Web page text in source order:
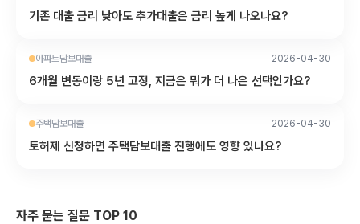
기존 대출 금리 낮아도 추가대출은 금리 높게 나오나요?
아파트담보대출 2026-04-30
6개월 변동이랑 5년 고정, 지금은 뭐가 더 나은 선택인가요?
주택담보대출 2026-04-30
토허제 신청하면 주택담보대출 진행에도 영향 있나요?
자주 묻는 질문 TOP 10